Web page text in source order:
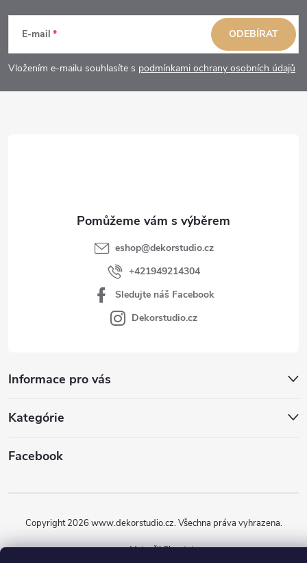
p
a
E-mail
Vložením e-mailu souhlasíte s podmínkami ochrany osobních údajů
ODEBÍRAT
Informace pro vás
Kategórie
Facebook
eshop@dekorstudio.cz
+421949214304
Sledujte náš Facebook
Dekorstudio.cz
Vytvořil Shoptet
Copyright 2026 www.dekorstudio.cz. Všechna práva vyhrazena.